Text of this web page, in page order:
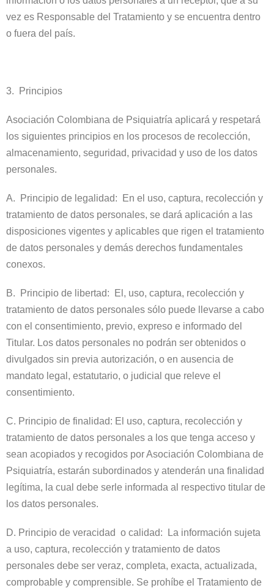
vez es Responsable del Tratamiento y se encuentra dentro
o fuera del país.
3. Principios
Asociación Colombiana de Psiquiatría aplicará y respetará
los siguientes principios en los procesos de recolección,
almacenamiento, seguridad, privacidad y uso de los datos
personales.
A. Principio de legalidad: En el uso, captura, recolección y
tratamiento de datos personales, se dará aplicación a las
disposiciones vigentes y aplicables que rigen el tratamiento
de datos personales y demás derechos fundamentales
conexos.
B. Principio de libertad: El, uso, captura, recolección y
tratamiento de datos personales sólo puede llevarse a cabo
con el consentimiento, previo, expreso e informado del
Titular. Los datos personales no podrán ser obtenidos o
divulgados sin previa autorización, o en ausencia de
mandato legal, estatutario, o judicial que releve el
consentimiento.
C. Principio de finalidad: El uso, captura, recolección y
tratamiento de datos personales a los que tenga acceso y
sean acopiados y recogidos por Asociación Colombiana de
Psiquiatría, estarán subordinados y atenderán una finalidad
legítima, la cual debe serle informada al respectivo titular de
los datos personales.
D. Principio de veracidad o calidad: La información sujeta
a uso, captura, recolección y tratamiento de datos
personales debe ser veraz, completa, exacta, actualizada,
comprobable y comprensible. Se prohíbe el Tratamiento de